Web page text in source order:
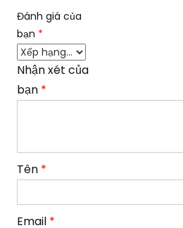
Đánh giá của
bạn *
Nhận xét của
bạn *
Tên *
Email *